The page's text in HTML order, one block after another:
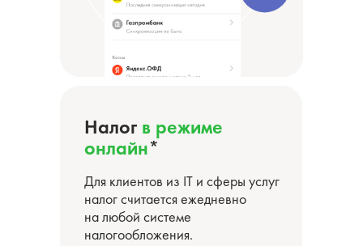
Для клиентов из IT и сферы услуг
налог считается ежедневно
на любой системе
налогообложения.
Налог в режиме
онлайн*